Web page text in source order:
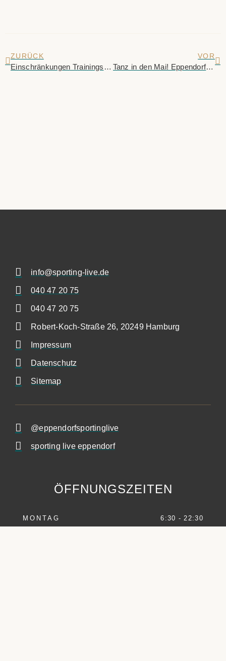
ZURÜCK
Einschränkungen Trainingsfläche 2.OG. am Samstag 22. März.
VOR
Tanz in den Mai! Eppendorf Tanzt x sporting live
info@sporting-live.de
040 47 20 75
040 47 20 75
Robert-Koch-Straße 26, 20249 Hamburg
Impressum
Datenschutz
Sitemap
@eppendorfsportinglive
sporting live eppendorf
ÖFFNUNGSZEITEN
MONTAG 6:30 - 22:30